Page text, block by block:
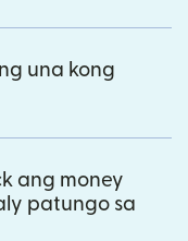
una kong
ang money
patungo sa